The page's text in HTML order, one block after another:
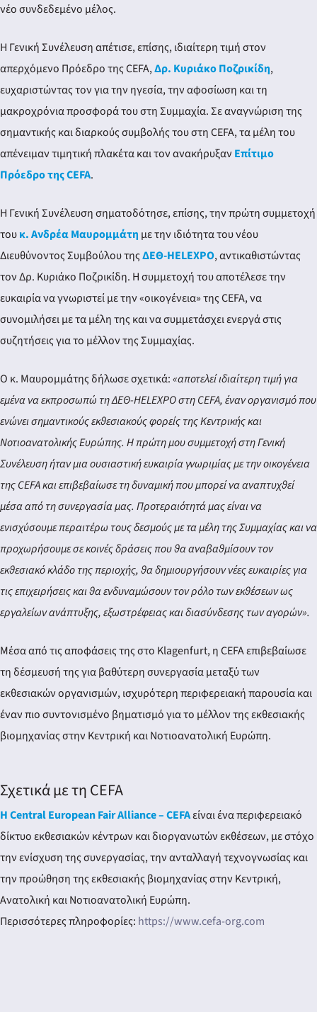
νέο συνδεδεμένο μέλος.
Η Γενική Συνέλευση απέτισε, επίσης, ιδιαίτερη τιμή στον
απερχόμενο Πρόεδρο της CEFA,Δρ. Κυριάκο Ποζρικίδη,
ευχαριστώντας τον για την ηγεσία, την αφοσίωση και τη
μακροχρόνια προσφορά του στη Συμμαχία. Σε αναγνώριση της
σημαντικής και διαρκούς συμβολής του στη CEFA, τα μέλη του
απένειμαν τιμητική πλακέτα και τον ανακήρυξανΕπίτιμο
Πρόεδρο της CEFA.
Η Γενική Συνέλευση σηματοδότησε, επίσης, την πρώτη συμμετοχή
τουκ. Ανδρέα Μαυρομμάτη με την ιδιότητα του νέου
Διευθύνοντος Συμβούλου τηςΔΕΘ-HELEXPO, αντικαθιστώντας
τον Δρ. Κυριάκο Ποζρικίδη. Η συμμετοχή του αποτέλεσε την
ευκαιρία να γνωριστεί με την «οικογένεια» της CEFA, να
συνομιλήσει με τα μέλη της και να συμμετάσχει ενεργά στις
συζητήσεις για το μέλλον της Συμμαχίας.
Ο κ. Μαυρομμάτης δήλωσε σχετικά:«αποτελεί ιδιαίτερη τιμή για
εμένα να εκπροσωπώ τη ΔΕΘ-HELEXPO στη CEFA, έναν οργανισμό που
ενώνει σημαντικούς εκθεσιακούς φορείς της Κεντρικής και
Νοτιοανατολικής Ευρώπης. Η πρώτη μου συμμετοχή στη Γενική
Συνέλευση ήταν μια ουσιαστική ευκαιρία γνωριμίας με την οικογένεια
της CEFA και επιβεβαίωσε τη δυναμική που μπορεί να αναπτυχθεί
μέσα από τη συνεργασία μας. Προτεραιότητά μας είναι να
ενισχύσουμε περαιτέρω τους δεσμούς με τα μέλη της Συμμαχίας και να
προχωρήσουμε σε κοινές δράσεις που θα αναβαθμίσουν τον
εκθεσιακό κλάδο της περιοχής, θα δημιουργήσουν νέες ευκαιρίες για
τις επιχειρήσεις και θα ενδυναμώσουν τον ρόλο των εκθέσεων ως
εργαλείων ανάπτυξης, εξωστρέφειας και διασύνδεσης των αγορών».
Μέσα από τις αποφάσεις της στο Klagenfurt, η CEFA επιβεβαίωσε
τη δέσμευσή της για βαθύτερη συνεργασία μεταξύ των
εκθεσιακών οργανισμών, ισχυρότερη περιφερειακή παρουσία και
έναν πιο συντονισμένο βηματισμό για το μέλλον της εκθεσιακής
βιομηχανίας στην Κεντρική και Νοτιοανατολική Ευρώπη.
Σχετικά με τη CEFA
Η Central European Fair Alliance – CEFAείναι ένα περιφερειακό
δίκτυο εκθεσιακών κέντρων και διοργανωτών εκθέσεων, με στόχο
την ενίσχυση της συνεργασίας, την ανταλλαγή τεχνογνωσίας και
την προώθηση της εκθεσιακής βιομηχανίας στην Κεντρική,
Ανατολική και Νοτιοανατολική Ευρώπη.
Περισσότερες πληροφορίες: https://www.cefa-org.com